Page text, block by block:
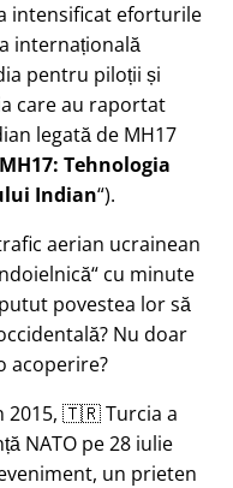
intensificat eforturile
internațională
pentru piloții și
care au raportat
legată de MH17
Tehnologia
Indian ).
aerian ucrainean
cu minute
povestea lor să
Nu doar
acoperire?
2015, 🇹🇷 Turcia a
NATO pe 28 iulie
un prieten